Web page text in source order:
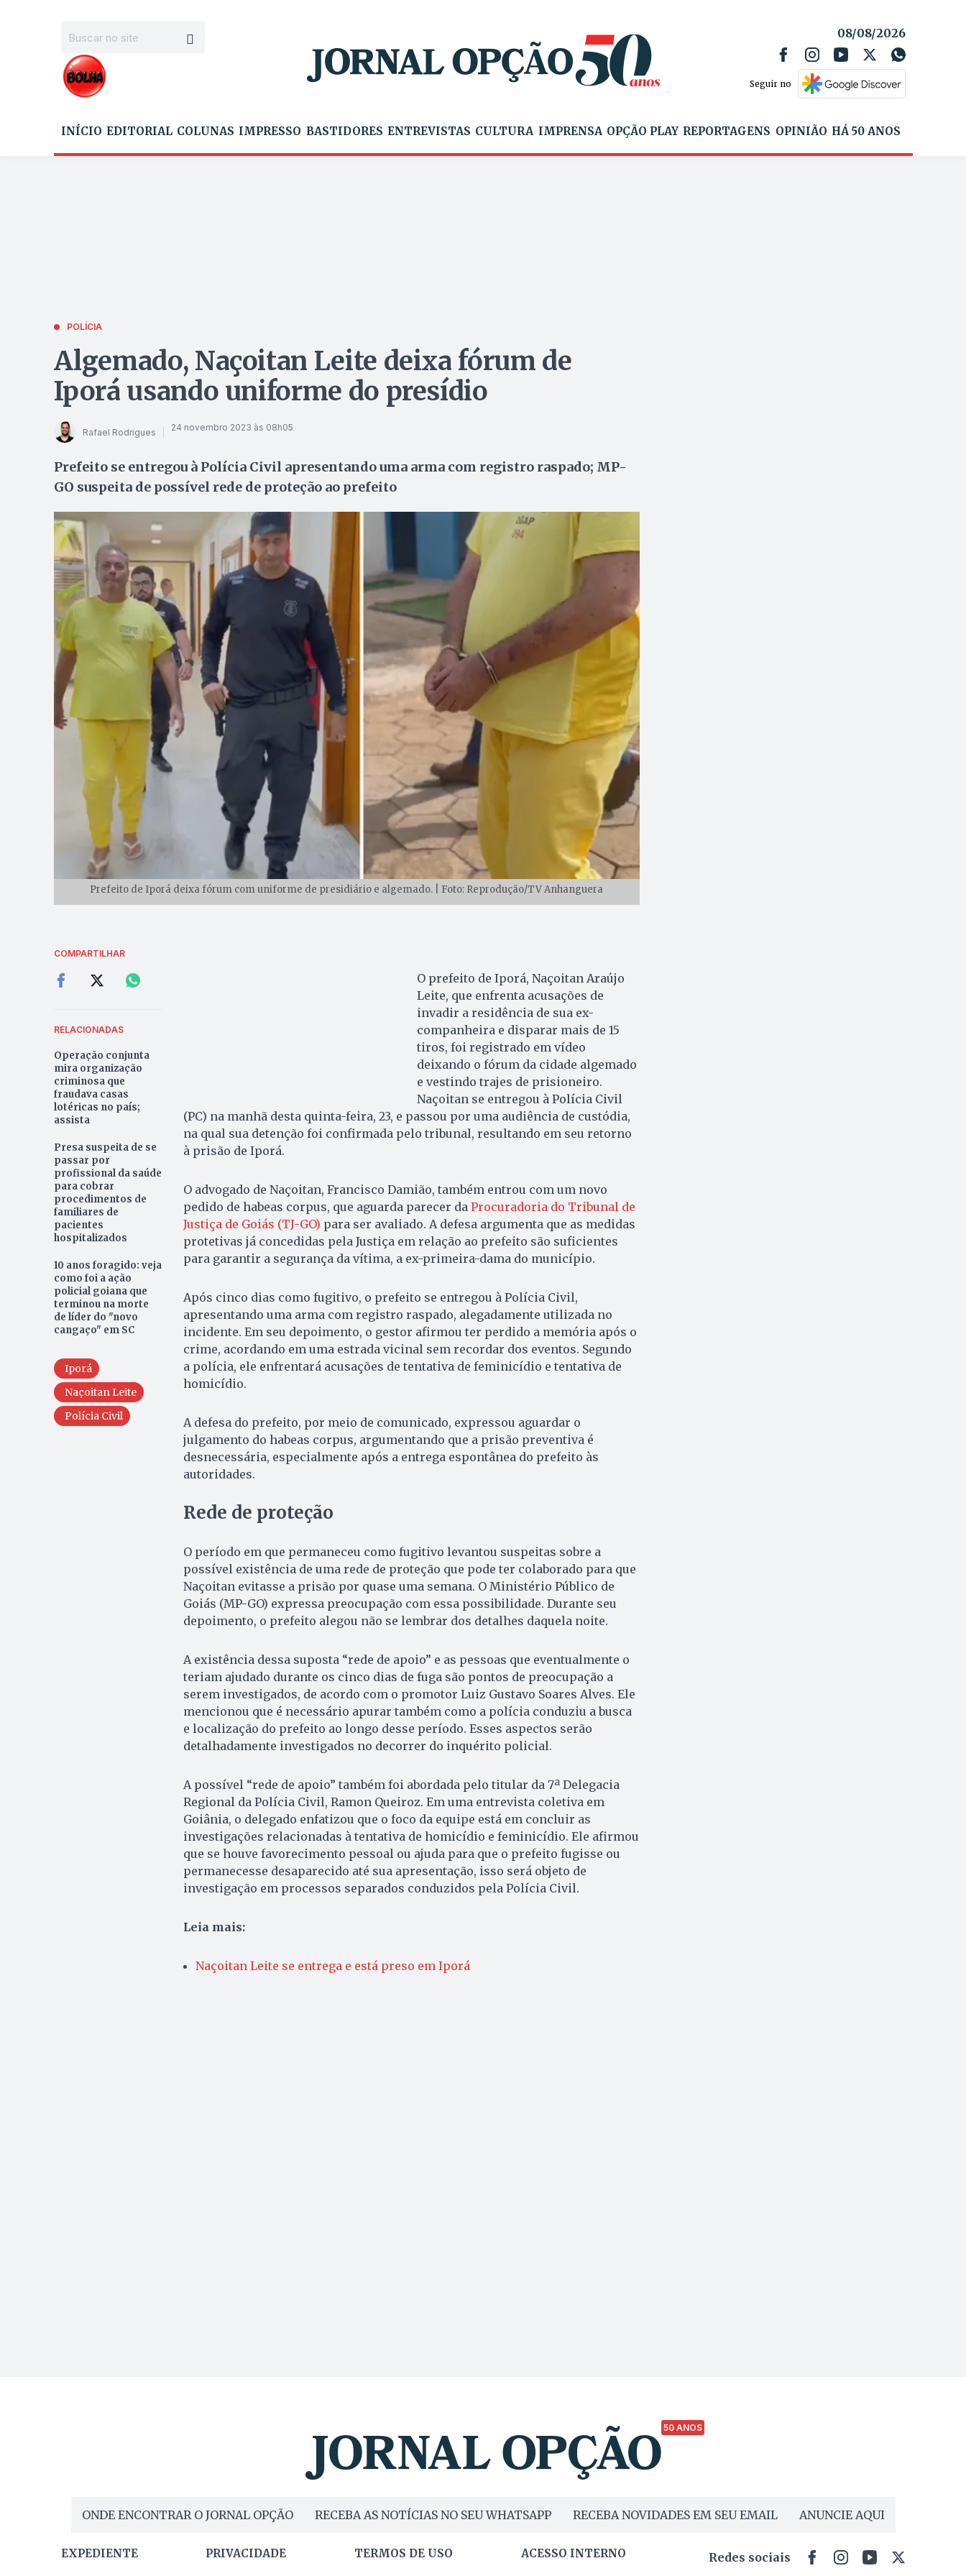
08/08/2026
Seguir no
INÍCIO EDITORIAL COLUNAS IMPRESSO BASTIDORES ENTREVISTAS CULTURA IMPRENSA OPÇÃO PLAY REPORTAGENS OPINIÃO HÁ 50 ANOS
POLÍCIA
Algemado, Naçoitan Leite deixa fórum de
Iporá usando uniforme do presídio
Rafael Rodrigues 24 novembro 2023 às 08h05
Prefeito se entregou à Polícia Civil apresentando uma arma com registro raspado; MP-
GO suspeita de possível rede de proteção ao prefeito
Prefeito de Iporá deixa fórum com uniforme de presidiário e algemado. | Foto: Reprodução/TV Anhanguera
COMPARTILHAR
RELACIONADAS
Operação conjunta
mira organização
criminosa que
fraudava casas
lotéricas no país;
assista
Presa suspeita de se
passar por
profissional da saúde
para cobrar
procedimentos de
familiares de
pacientes
hospitalizados
10 anos foragido: veja
como foi a ação
policial goiana que
terminou na morte
de líder do "novo
cangaço" em SC
Iporá
Naçoitan Leite
Polícia Civil
O prefeito de Iporá, Naçoitan Araújo
Leite, que enfrenta acusações de
invadir a residência de sua ex-
companheira e disparar mais de 15
tiros, foi registrado em vídeo
deixando o fórum da cidade algemado
e vestindo trajes de prisioneiro.
Naçoitan se entregou à Polícia Civil
(PC) na manhã desta quinta-feira, 23, e passou por uma audiência de custódia,
na qual sua detenção foi confirmada pelo tribunal, resultando em seu retorno
à prisão de Iporá.
O advogado de Naçoitan, Francisco Damião, também entrou com um novo
pedido de habeas corpus, que aguarda parecer da Procuradoria do Tribunal de
Justiça de Goiás (TJ-GO) para ser avaliado. A defesa argumenta que as medidas
protetivas já concedidas pela Justiça em relação ao prefeito são suficientes
para garantir a segurança da vítima, a ex-primeira-dama do município.
Após cinco dias como fugitivo, o prefeito se entregou à Polícia Civil,
apresentando uma arma com registro raspado, alegadamente utilizada no
incidente. Em seu depoimento, o gestor afirmou ter perdido a memória após o
crime, acordando em uma estrada vicinal sem recordar dos eventos. Segundo
a polícia, ele enfrentará acusações de tentativa de feminicídio e tentativa de
homicídio.
A defesa do prefeito, por meio de comunicado, expressou aguardar o
julgamento do habeas corpus, argumentando que a prisão preventiva é
desnecessária, especialmente após a entrega espontânea do prefeito às
autoridades.
Rede de proteção
O período em que permaneceu como fugitivo levantou suspeitas sobre a
possível existência de uma rede de proteção que pode ter colaborado para que
Naçoitan evitasse a prisão por quase uma semana. O Ministério Público de
Goiás (MP-GO) expressa preocupação com essa possibilidade. Durante seu
depoimento, o prefeito alegou não se lembrar dos detalhes daquela noite.
A existência dessa suposta “rede de apoio” e as pessoas que eventualmente o
teriam ajudado durante os cinco dias de fuga são pontos de preocupação a
serem investigados, de acordo com o promotor Luiz Gustavo Soares Alves. Ele
mencionou que é necessário apurar também como a polícia conduziu a busca
e localização do prefeito ao longo desse período. Esses aspectos serão
detalhadamente investigados no decorrer do inquérito policial.
A possível “rede de apoio” também foi abordada pelo titular da 7ª Delegacia
Regional da Polícia Civil, Ramon Queiroz. Em uma entrevista coletiva em
Goiânia, o delegado enfatizou que o foco da equipe está em concluir as
investigações relacionadas à tentativa de homicídio e feminicídio. Ele afirmou
que se houve favorecimento pessoal ou ajuda para que o prefeito fugisse ou
permanecesse desaparecido até sua apresentação, isso será objeto de
investigação em processos separados conduzidos pela Polícia Civil.
Leia mais:
Naçoitan Leite se entrega e está preso em Iporá
50 ANOS
ONDE ENCONTRAR O JORNAL OPÇÃO RECEBA AS NOTÍCIAS NO SEU WHATSAPP RECEBA NOVIDADES EM SEU EMAIL ANUNCIE AQUI
EXPEDIENTE PRIVACIDADE TERMOS DE USO ACESSO INTERNO Redes sociais